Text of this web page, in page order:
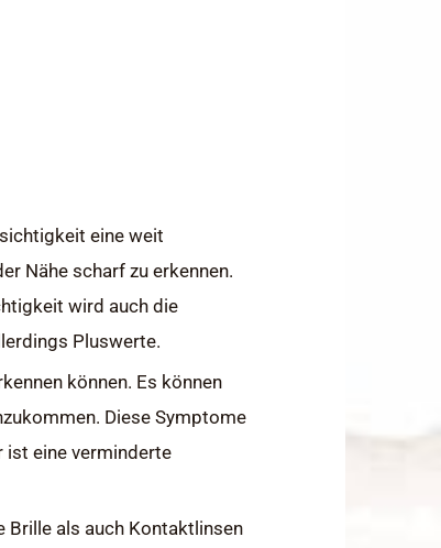
eine weit
Nähe scharf zu erkennen.
wird auch die
Pluswerte.
können. Es können
Diese Symptome
ist eine verminderte
Brille als auch Kontaktlinsen